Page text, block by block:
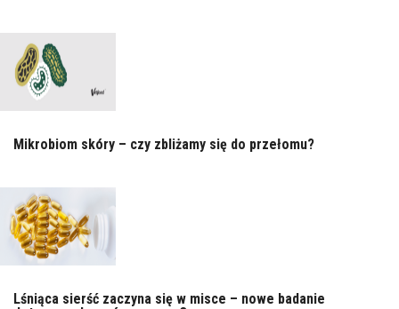
Mikrobiom skóry – czy zbliżamy się do przełomu?
Lśniąca sierść zaczyna się w misce – nowe badanie